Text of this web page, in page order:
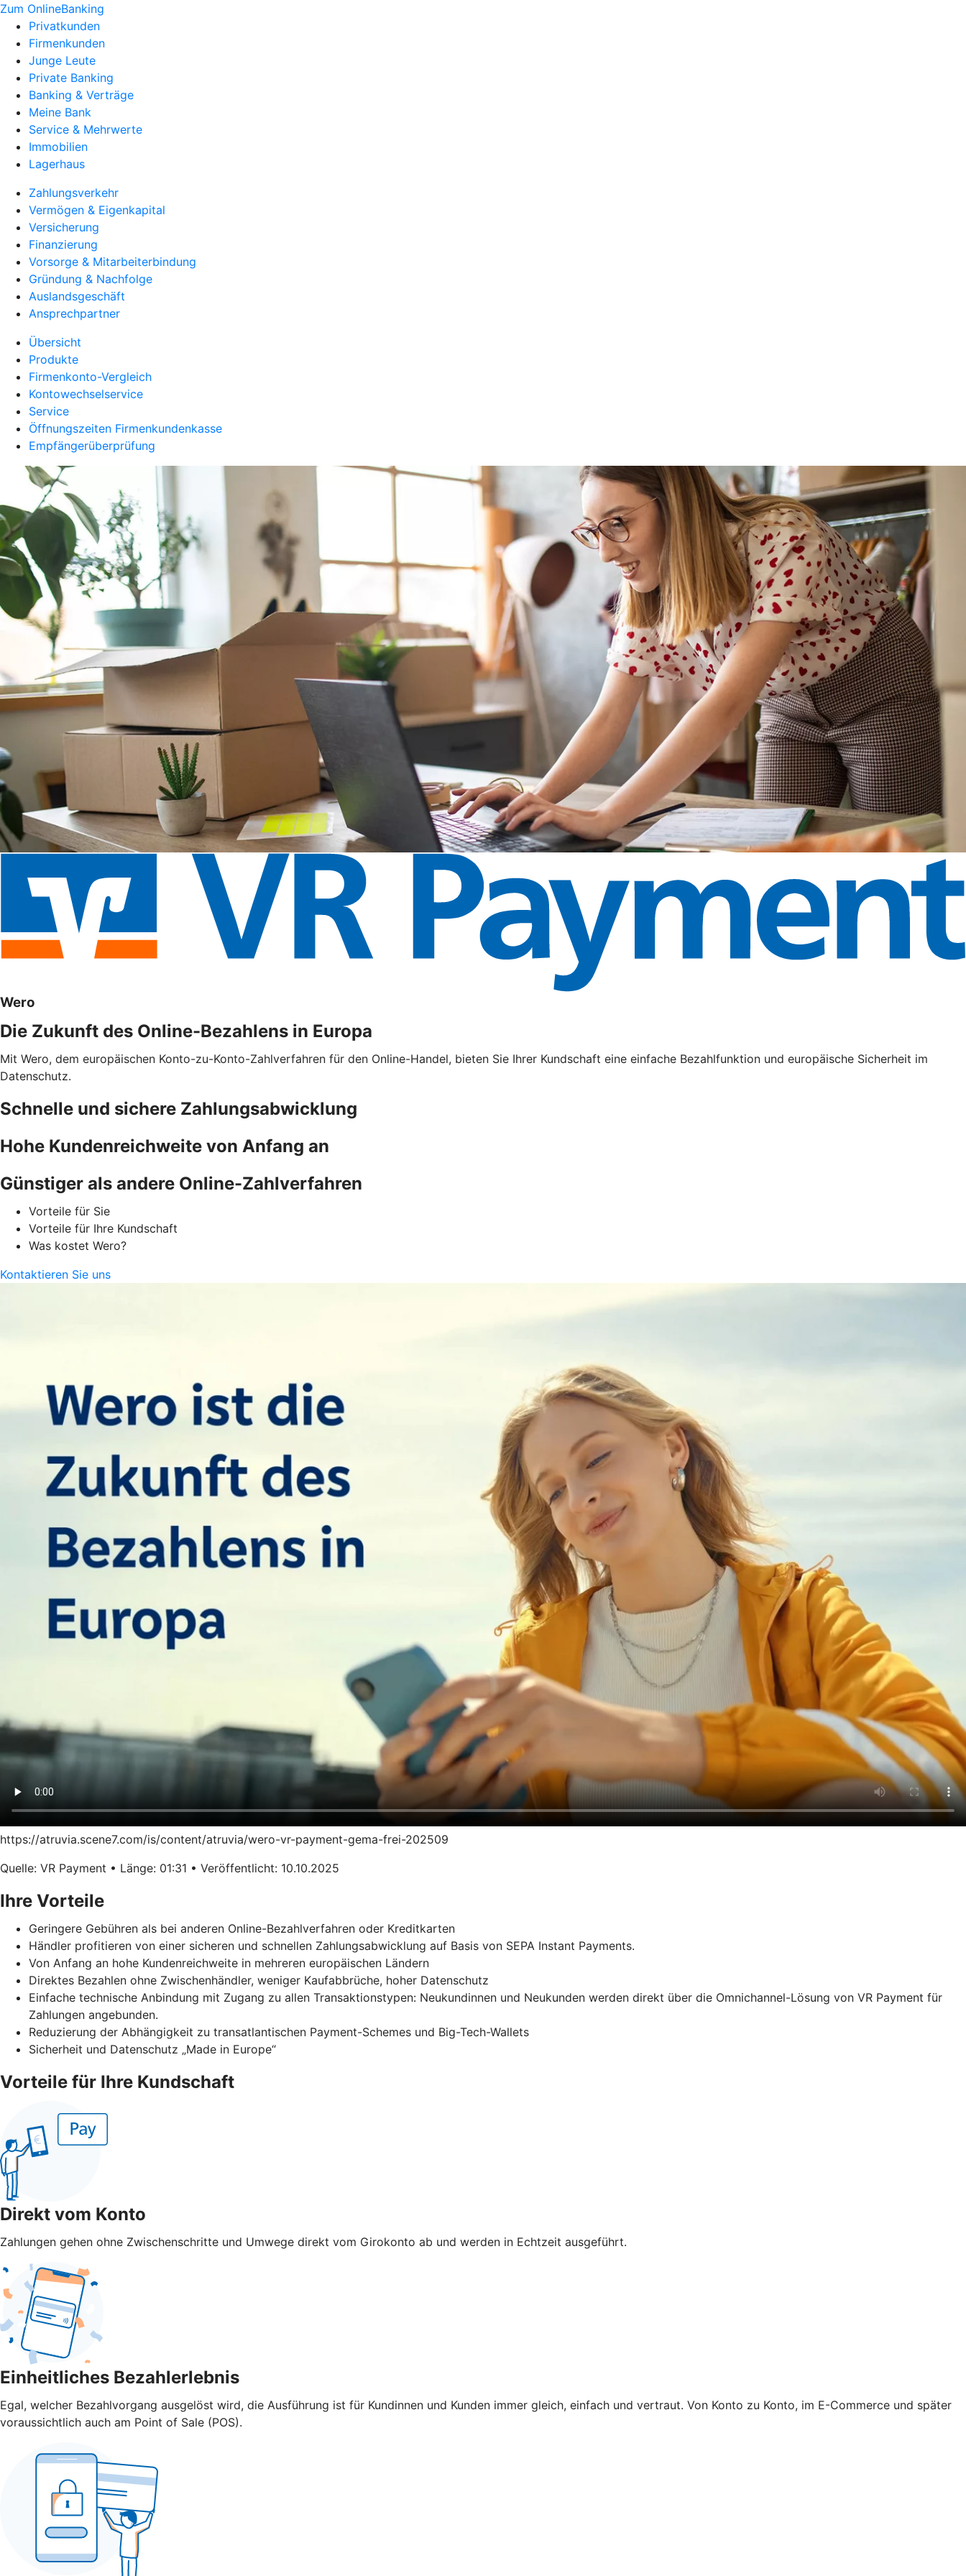
Zum OnlineBanking
Privatkunden
Firmenkunden
Junge Leute
Private Banking
Banking & Verträge
Meine Bank
Service & Mehrwerte
Immobilien
Lagerhaus
Zahlungsverkehr
Vermögen & Eigenkapital
Versicherung
Finanzierung
Vorsorge & Mitarbeiterbindung
Gründung & Nachfolge
Auslandsgeschäft
Ansprechpartner
Übersicht
Produkte
Firmenkonto-Vergleich
Kontowechselservice
Service
Öffnungszeiten Firmenkundenkasse
Empfängerüberprüfung
Wero
Die Zukunft des Online-Bezahlens in Europa
Mit Wero, dem europäischen Konto-zu-Konto-Zahlverfahren für den Online-Handel, bieten Sie Ihrer Kundschaft eine einfache Bezahlfunktion und europäische Sicherheit im
Datenschutz.
Schnelle und sichere Zahlungsabwicklung
Hohe Kundenreichweite von Anfang an
Günstiger als andere Online-Zahlverfahren
Vorteile für Sie
Vorteile für Ihre Kundschaft
Was kostet Wero?
Kontaktieren Sie uns
https://atruvia.scene7.com/is/content/atruvia/wero-vr-payment-gema-frei-202509
Quelle: VR Payment • Länge: 01:31 • Veröffentlicht: 10.10.2025
Ihre Vorteile
Geringere Gebühren als bei anderen Online-Bezahlverfahren oder Kreditkarten
Händler profitieren von einer sicheren und schnellen Zahlungsabwicklung auf Basis von SEPA Instant Payments.
Von Anfang an hohe Kundenreichweite in mehreren europäischen Ländern
Direktes Bezahlen ohne Zwischenhändler, weniger Kaufabbrüche, hoher Datenschutz
Einfache technische Anbindung mit Zugang zu allen Transaktionstypen: Neukundinnen und Neukunden werden direkt über die Omnichannel-Lösung von VR Payment für
Zahlungen angebunden.
Reduzierung der Abhängigkeit zu transatlantischen Payment-Schemes und Big-Tech-Wallets
Sicherheit und Datenschutz „Made in Europe“
Vorteile für Ihre Kundschaft
Direkt vom Konto
Zahlungen gehen ohne Zwischenschritte und Umwege direkt vom Girokonto ab und werden in Echtzeit ausgeführt.
Einheitliches Bezahlerlebnis
Egal, welcher Bezahlvorgang ausgelöst wird, die Ausführung ist für Kundinnen und Kunden immer gleich, einfach und vertraut. Von Konto zu Konto, im E-Commerce und später
voraussichtlich auch am Point of Sale (POS).